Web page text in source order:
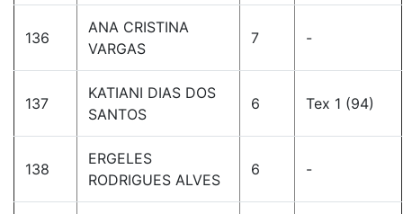
136
ANA CRISTINA
VARGAS
7 -
137
KATIANI DIAS DOS
SANTOS
6 Tex 1 (94)
138
ERGELES
RODRIGUES ALVES
6 -